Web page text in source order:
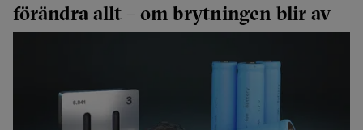
förändra allt – om brytningen blir av